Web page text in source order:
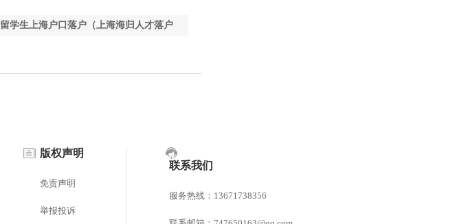
留学生上海户口落户（上海海归人才落户
版权声明
免责声明
举报投诉
联系我们
服务热线：13671738356